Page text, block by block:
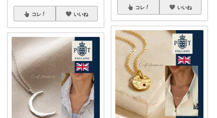
コレ いいね
コレ いいね